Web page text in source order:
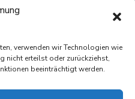
verwenden wir Technologien wie
nicht erteilst oder zurückziehst,
beeinträchtigt werden.